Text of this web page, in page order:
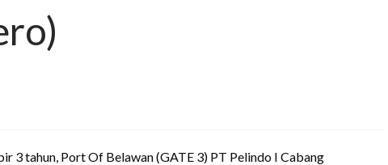
3 tahun, Port Of Belawan (GATE 3) PT Pelindo I Cabang